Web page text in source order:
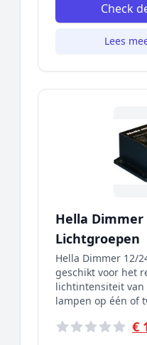
Check
Lees
Hella Dimmer
Lichtgroepen
Hella Dimmer 12/
geschikt voor het
lichtintensiteit van
lampen op één of
€